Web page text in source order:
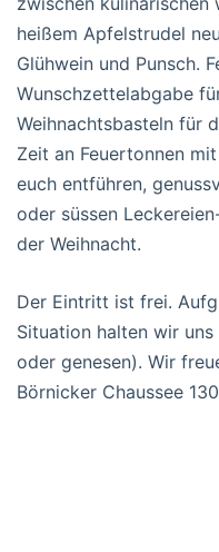
heißem Apfelstrudel
Glühwein und Punsch.
Wunschzettelabgabe
Weihnachtsbasteln für
Zeit an Feuertonnen
euch entführen,
oder süssen
der Weihnacht.
Der Eintritt ist frei.
Situation halten wir
oder genesen). Wir
Börnicker Chaussee